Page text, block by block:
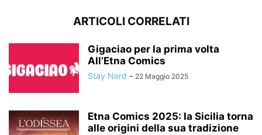
ARTICOLI CORRELATI
Gigaciao per la prima volta
All’Etna Comics
Stay Nerd - 22 Maggio 2025
Etna Comics 2025: la Sicilia torna
alle origini della sua tradizione